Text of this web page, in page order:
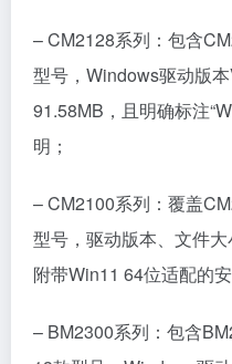
– CM2128系列：包含
型号，Windows驱动版
91.58MB，且明确标注
明；
– CM2100系列：覆盖
型号，驱动版本、文件
附带Win11 64位适配的
– BM2300系列：包含